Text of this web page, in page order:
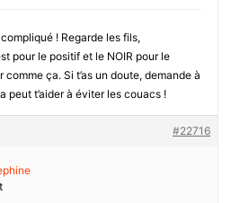
! Regarde les fils,
pour le positif et le NOIR pour le
ça. Si t’as un doute, demande à
peut t’aider à éviter les couacs !
#22716